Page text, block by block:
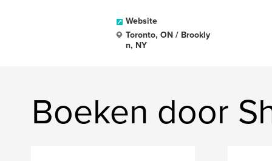
Website
Toronto, ON / Brookly
n, NY
Boeken door